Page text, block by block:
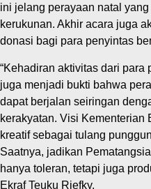
ini jelang perayaan natal
kerukunan. Akhir acara juga
donasi bagi para penyintas
“Kehadiran aktivitas dari para
juga menjadi bukti bahwa
dapat berjalan seiringan
kerakyatan. Visi Kementerian
kreatif sebagai tulang
Saatnya, jadikan
hanya toleran, tetapi juga
Ekraf Teuku Riefky.